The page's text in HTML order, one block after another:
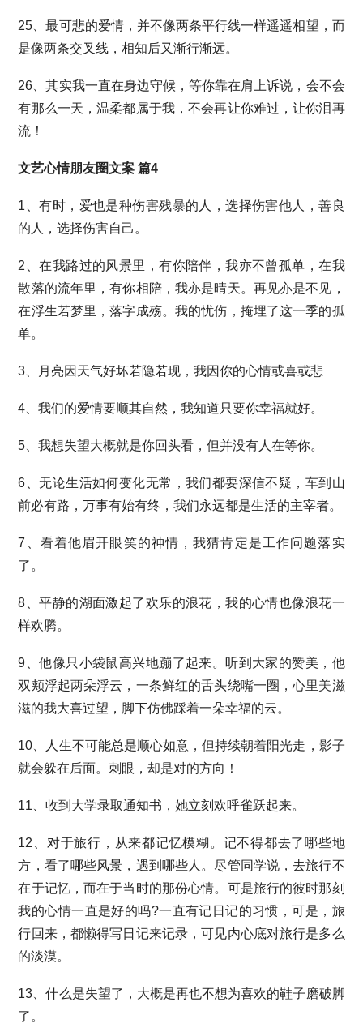
25、最可悲的爱情，并不像两条平行线一样遥遥相望，而
是像两条交叉线，相知后又渐行渐远。
26、其实我一直在身边守候，等你靠在肩上诉说，会不会
有那么一天，温柔都属于我，不会再让你难过，让你泪再
流！
文艺心情朋友圈文案 篇4
1、有时，爱也是种伤害残暴的人，选择伤害他人，善良
的人，选择伤害自己。
2、在我路过的风景里，有你陪伴，我亦不曾孤单，在我
散落的流年里，有你相陪，我亦是晴天。再见亦是不见，
在浮生若梦里，落字成殇。我的忧伤，掩埋了这一季的孤
单。
3、月亮因天气好坏若隐若现，我因你的心情或喜或悲
4、我们的爱情要顺其自然，我知道只要你幸福就好。
5、我想失望大概就是你回头看，但并没有人在等你。
6、无论生活如何变化无常，我们都要深信不疑，车到山
前必有路，万事有始有终，我们永远都是生活的主宰者。
7、看着他眉开眼笑的神情，我猜肯定是工作问题落实
了。
8、平静的湖面激起了欢乐的浪花，我的心情也像浪花一
样欢腾。
9、他像只小袋鼠高兴地蹦了起来。听到大家的赞美，他
双颊浮起两朵浮云，一条鲜红的舌头绕嘴一圈，心里美滋
滋的我大喜过望，脚下仿佛踩着一朵幸福的云。
10、人生不可能总是顺心如意，但持续朝着阳光走，影子
就会躲在后面。刺眼，却是对的方向！
11、收到大学录取通知书，她立刻欢呼雀跃起来。
12、对于旅行，从来都记忆模糊。记不得都去了哪些地
方，看了哪些风景，遇到哪些人。尽管同学说，去旅行不
在于记忆，而在于当时的那份心情。可是旅行的彼时那刻
我的心情一直是好的吗?一直有记日记的习惯，可是，旅
行回来，都懒得写日记来记录，可见内心底对旅行是多么
的淡漠。
13、什么是失望了，大概是再也不想为喜欢的鞋子磨破脚
了。